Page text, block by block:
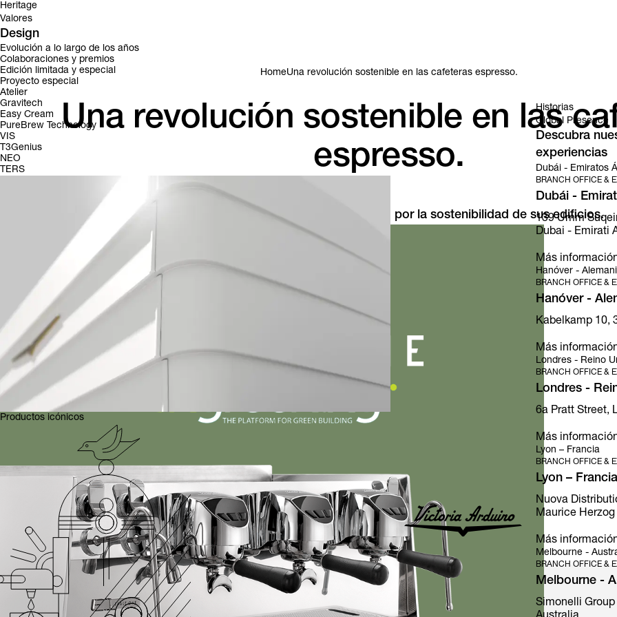
Heritage
Valores
Design
Evolución a lo largo de los años
Colaboraciones y premios
Edición limitada y especial
Proyecto especial
Atelier
Gravitech
Easy Cream
PureBrew Technology
VIS
T3Genius
NEO
TERS
Productos icónicos
Historias
Global Presence
Descubra
experiencias
Dubái - Emiratos
BRANCH OFFICE &
Dubái -
139 Umm
Dubai - Emirati
Más
Hanóver -
BRANCH OFFICE &
Hanóver -
Kabelkamp 10,
Más
Londres - Reino
BRANCH OFFICE &
Londres -
6a Pratt Street,
Más
Lyon – Francia
BRANCH OFFICE &
Lyon – Francia
Nuova
Maurice
Más
Melbourne -
BRANCH OFFICE &
Melbourne -
Simonelli
HomeUna revolución sostenible en las cafeteras espresso.
Una revolución sostenible en las
espresso.
Eagle One figura ahora en Ongreening por la sostenibilidad de sus edificios.